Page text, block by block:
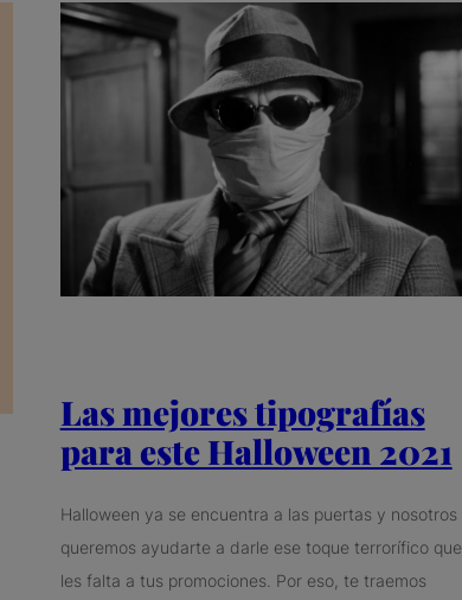
Las mejores tipografías
para este Halloween 2021
Halloween ya se encuentra a las puertas y nosotros
queremos ayudarte a darle ese toque terrorífico que
les falta a tus promociones. Por eso, te traemos